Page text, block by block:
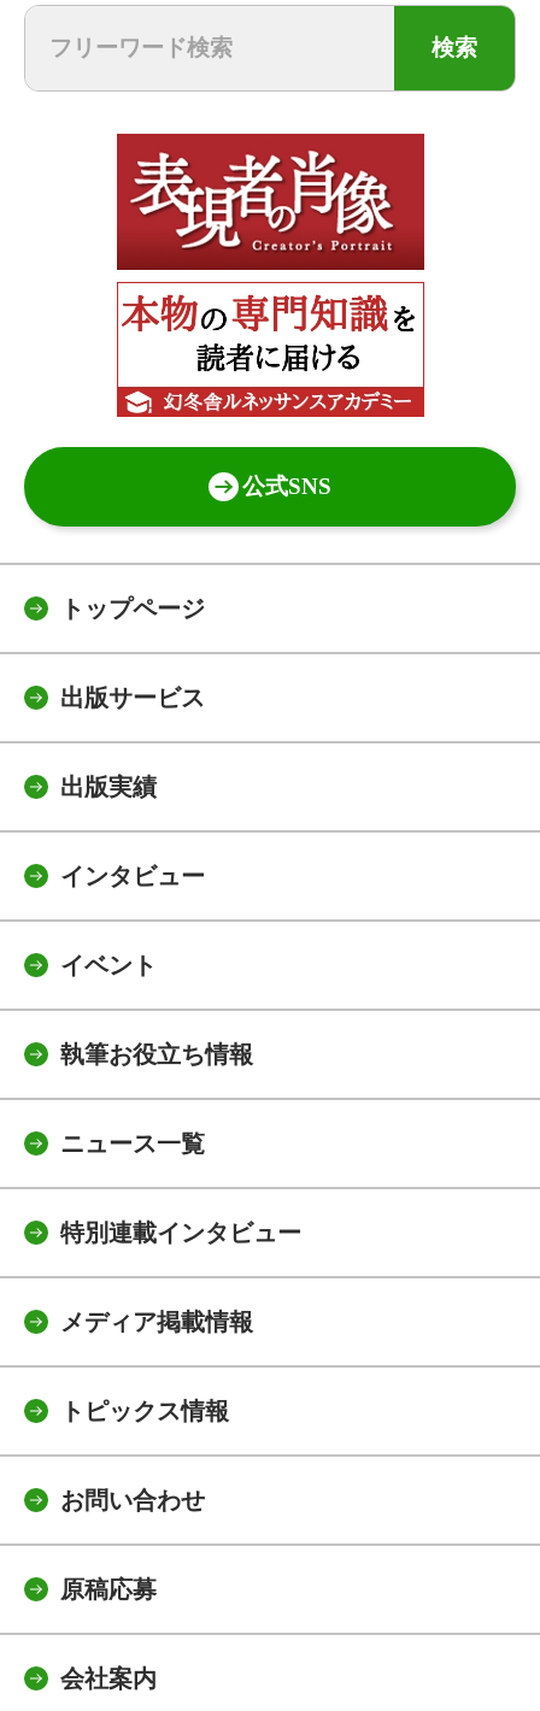
検索
公式SNS
トップページ
出版サービス
出版実績
インタビュー
イベント
執筆お役立ち情報
ニュース一覧
特別連載インタビュー
メディア掲載情報
トピックス情報
お問い合わせ
原稿応募
会社案内